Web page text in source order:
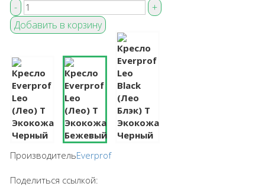
ПроизводительEverprof
Поделиться ссылкой: